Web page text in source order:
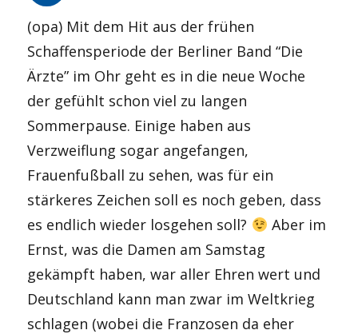
(opa) Mit dem Hit aus der frühen
Schaffensperiode der Berliner Band “Die
Ärzte” im Ohr geht es in die neue Woche
der gefühlt schon viel zu langen
Sommerpause. Einige haben aus
Verzweiflung sogar angefangen,
Frauenfußball zu sehen, was für ein
stärkeres Zeichen soll es noch geben, dass
es endlich wieder losgehen soll?
Aber im
Ernst, was die Damen am Samstag
gekämpft haben, war aller Ehren wert und
Deutschland kann man zwar im Weltkrieg
schlagen (wobei die Franzosen da eher